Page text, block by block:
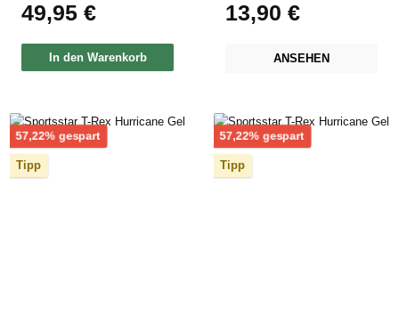
Regulärer Preis:
49,95 €
In den Warenkorb
Regulärer Preis:
13,90 €
ANSEHEN
57,22% gespart
Tipp
57,22% gespart
Tipp